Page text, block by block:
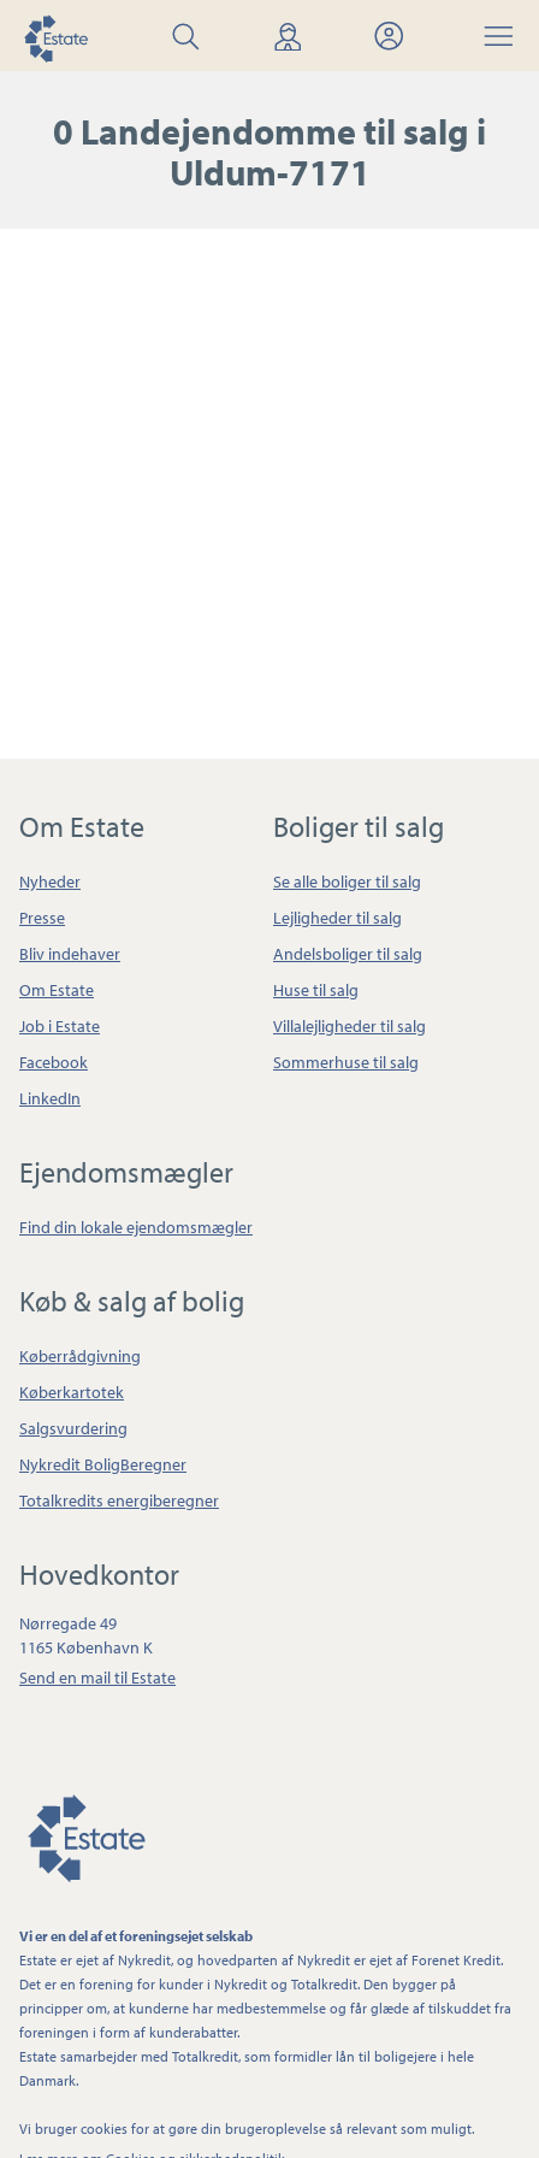
Søg
bolig
Find
mægler
Mit
Estate
Menu
0 Landejendomme til salg i
Uldum-7171
Om Estate
Nyheder
Presse
Bliv indehaver
Om Estate
Job i Estate
Facebook
LinkedIn
Boliger til salg
Se alle boliger til salg
Lejligheder til salg
Andelsboliger til salg
Huse til salg
Villalejligheder til salg
Sommerhuse til salg
Ejendomsmægler
Find din lokale ejendomsmægler
Køb & salg af bolig
Køberrådgivning
Køberkartotek
Salgsvurdering
Nykredit BoligBeregner
Totalkredits energiberegner
Hovedkontor
Nørregade 49
1165 København K
Send en mail til Estate
Vi er en del af et foreningsejet selskab
Estate er ejet af Nykredit, og hovedparten af Nykredit er ejet af Forenet Kredit.
Det er en forening for kunder i Nykredit og Totalkredit. Den bygger på
principper om, at kunderne har medbestemmelse og får glæde af tilskuddet fra
foreningen i form af kunderabatter.
Estate samarbejder med Totalkredit, som formidler lån til boligejere i hele
Danmark.
Vi bruger cookies for at gøre din brugeroplevelse så relevant som muligt.